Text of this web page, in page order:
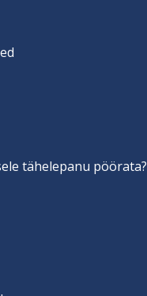
tähelepanu pöörata?